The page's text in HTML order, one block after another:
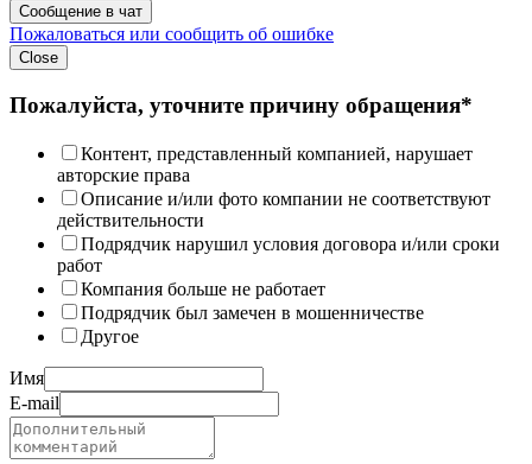
Сообщение в чат
Пожаловаться или сообщить об ошибке
Close
Пожалуйста, уточните причину обращения*
Контент, представленный компанией, нарушает
авторские права
Описание и/или фото компании не соответствуют
действительности
Подрядчик нарушил условия договора и/или сроки
работ
Компания больше не работает
Подрядчик был замечен в мошенничестве
Другое
Имя
E-mail